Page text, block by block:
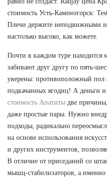
стоимость Усть-Каменогорск:
Плечи держите неподвижными
настолько высоко, как можете.
Почти в каждом туре находится
забивают друг другу по пять-
уверены: противоположный пол
подкачанных ягодиц! А деньги
стоимость Апатиты две
даже простые пары. Нужно
подходы, радикально
на основе использования
и других инструментов,
В отличие от приседаний со
мышц-стабилизаторов, а